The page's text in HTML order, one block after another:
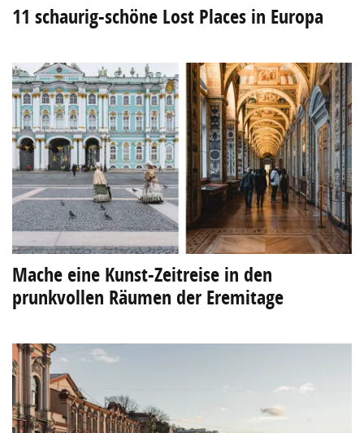
11 schaurig-schöne Lost Places in Europa
Mache eine Kunst-Zeitreise in den
prunkvollen Räumen der Eremitage